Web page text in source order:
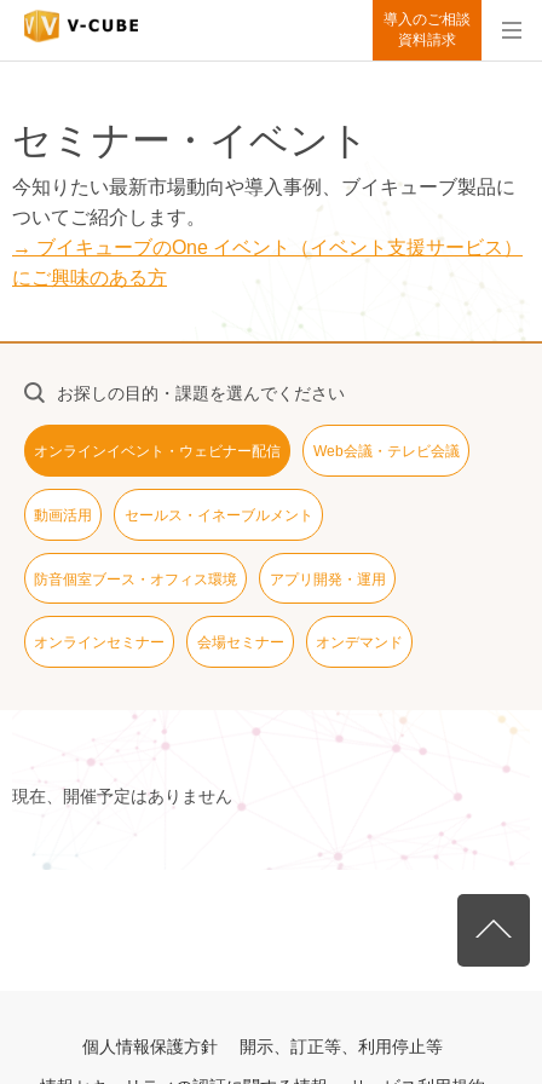
導入のご相談
資料請求
セミナー・イベント
今知りたい最新市場動向や導入事例、ブイキューブ製品に
ついてご紹介します。
→ ブイキューブのOne イベント（イベント支援サービス）
にご興味のある方
お探しの目的・課題を選んでください
オンラインイベント・ウェビナー配信 Web会議・テレビ会議
動画活用 セールス・イネーブルメント
防音個室ブース・オフィス環境 アプリ開発・運用
オンラインセミナー 会場セミナー オンデマンド
現在、開催予定はありません
個人情報保護方針 開示、訂正等、利用停止等